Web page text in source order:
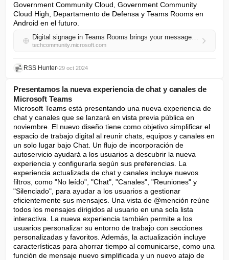
Government Community Cloud, Government Community
Cloud High, Departamento de Defensa y Teams Rooms en
Android en el futuro.
Digital signage in Teams Rooms brings your messages to your meeting spaces
techcommunity.microsoft.com
RSS Hunter•29 oct 2024
Presentamos la nueva experiencia de chat y canales de
Microsoft Teams
Microsoft Teams está presentando una nueva experiencia de
chat y canales que se lanzará en vista previa pública en
noviembre. El nuevo diseño tiene como objetivo simplificar el
espacio de trabajo digital al reunir chats, equipos y canales en
un solo lugar bajo Chat. Un flujo de incorporación de
autoservicio ayudará a los usuarios a descubrir la nueva
experiencia y configurarla según sus preferencias. La
experiencia actualizada de chat y canales incluye nuevos
filtros, como "No leído", "Chat", "Canales", "Reuniones" y
"Silenciado", para ayudar a los usuarios a gestionar
eficientemente sus mensajes. Una vista de @mención reúne
todos los mensajes dirigidos al usuario en una sola lista
interactiva. La nueva experiencia también permite a los
usuarios personalizar su entorno de trabajo con secciones
personalizadas y favoritos. Además, la actualización incluye
características para ahorrar tiempo al comunicarse, como una
función de mensaje nuevo simplificada y un nuevo atajo de